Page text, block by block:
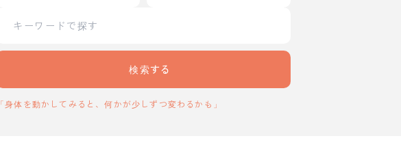
検索する
「身体を動かしてみると、何かが少しずつ変わるかも」